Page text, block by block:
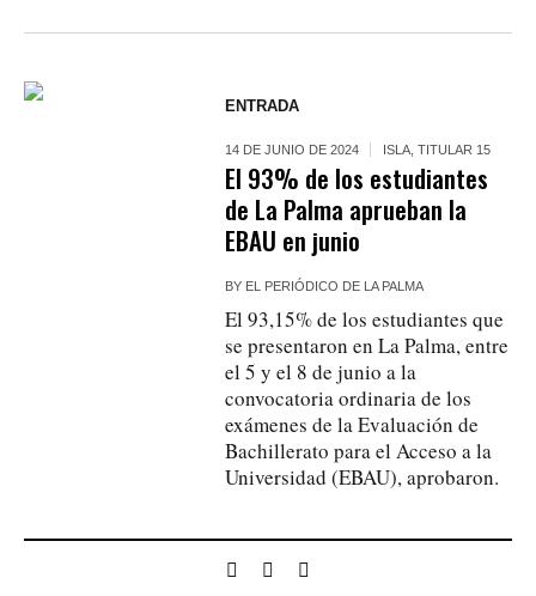
ENTRADA
14 DE JUNIO DE 2024 ISLA ,TITULAR 15
El 93% de los estudiantes
de La Palma aprueban la
EBAU en junio
BY EL PERIÓDICO DE LA PALMA
El 93,15% de los estudiantes que
se presentaron en La Palma, entre
el 5 y el 8 de junio a la
convocatoria ordinaria de los
exámenes de la Evaluación de
Bachillerato para el Acceso a la
Universidad (EBAU), aprobaron.